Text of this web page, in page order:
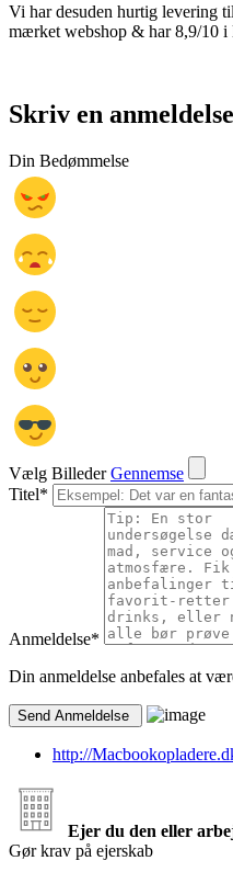
Vi har desuden hurtig levering
mærket webshop & har 8,9/10 i
Skriv en anmeldelse
Din Bedømmelse
Vælg Billeder Gennemse
Titel*
Anmeldelse*
Din anmeldelse anbefales at
http://
Ejer du den eller
Gør krav på ejerskab